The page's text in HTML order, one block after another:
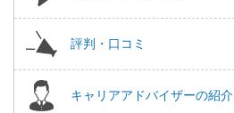
評判・口コミ
キャリアアドバイザーの紹介